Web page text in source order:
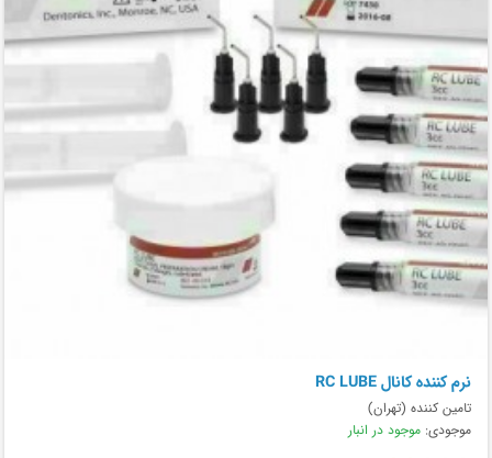
نرم کننده کانال RC LUBE
تامین کننده (تهران)
موجودی: موجود در انبار